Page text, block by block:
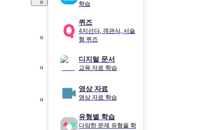
학습
퀴즈
4지선다, 객관식, 서술
형 퀴즈
디지털 문서
교육 자료 학습
영상 자료
영상 자료 학습
유형별 학습
다양한 문제 유형을 학